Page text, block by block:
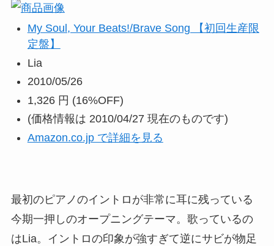
My Soul, Your Beats!/Brave Song 【初回生産限
定盤】
Lia
2010/05/26
1,326 円 (16%OFF)
(価格情報は 2010/04/27 現在のものです)
Amazon.co.jp で詳細を見る
最初のピアノのイントロが非常に耳に残っている
今期一押しのオープニングテーマ。歌っているの
はLia。イントロの印象が強すぎて逆にサビが物足